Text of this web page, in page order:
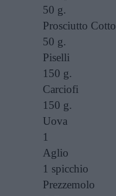
50 g.
Prosciutto Cotto
50 g.
Piselli
150 g.
Carciofi
150 g.
Uova
1
Aglio
1 spicchio
Prezzemolo